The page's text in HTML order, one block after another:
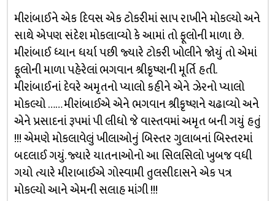
મીરાંબાઈને એક દિવસ એક ટોકરીમાં સાપ રાખીને મોકલ્યો અને
સાથે એપણ સંદેશ મોકલાવ્યો કે આમાં તો ફૂલોની માળા છે.
મીરાંબાઈ ધ્યાન ધર્યા પછી જ્યારે ટોકરી ખોલીને જોયું તો એમાં
ફૂલોની માળા પહેરેલાં ભગવાન શ્રીકૃષ્ણની મૂર્તિ હતી.
મીરાંબાઈનાં દેવરે અમૃતનો પ્યાલો કહીને એને ઝેરનો પ્યાલો
મોકલ્યો …… મીરાંબાઈએ એને ભગવાન શ્રીકૃષ્ણને ચઢાવ્યો અને
એને પ્રસાદનાં રૂપમાં પી લીધો જે વાસ્તવમાં અમૃત બની ગયું હતું
!!! એમણે મોકલાવેલું ખીલાઓનું બિસ્તર ગુલાબનાં બિસ્તરમાં
બદલાઈ ગયું. જ્યારે યાતનાઓનો આ સિલસિલો ખુબજ વધી
ગયો ત્યારે મીરાબાઈએ ગોસ્વામી તુલસીદાસને એક પત્ર
મોકલ્યો આને એમની સલાહ માંગી !!!